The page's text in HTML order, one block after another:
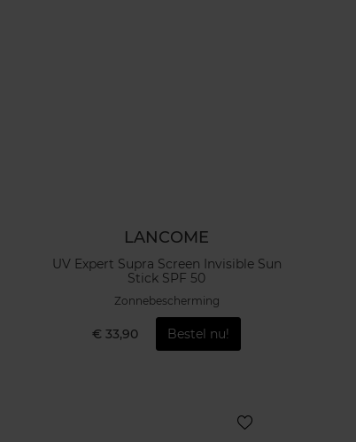
LANCOME
UV Expert Supra Screen Invisible Sun
Stick SPF 50
Zonnebescherming
€ 33,90 Bestel nu!